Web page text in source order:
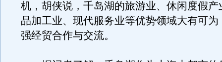
机，胡侠说，千岛湖的旅游业、休闲度假产
品加工业、现代服务业等优势领域大有可为
强经贸合作与交流。